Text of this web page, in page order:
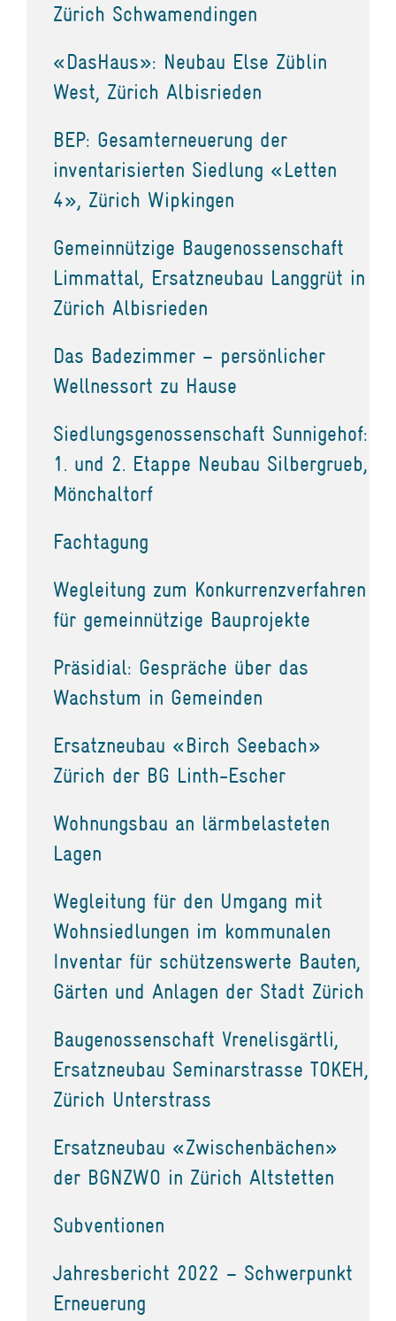
Zürich Schwamendingen
«DasHaus»: Neubau Else Züblin
West, Zürich Albisrieden
BEP: Gesamterneuerung der
inventarisierten Siedlung «Letten
4», Zürich Wipkingen
Gemeinnützige Baugenossenschaft
Limmattal, Ersatzneubau Langgrüt in
Zürich Albisrieden
Das Badezimmer – persönlicher
Wellnessort zu Hause
Siedlungsgenossenschaft Sunnigehof:
1. und 2. Etappe Neubau Silbergrueb,
Mönchaltorf
Fachtagung
Wegleitung zum Konkurrenzverfahren
für gemeinnützige Bauprojekte
Präsidial: Gespräche über das
Wachstum in Gemeinden
Ersatzneubau «Birch Seebach»
Zürich der BG Linth-Escher
Wohnungsbau an lärmbelasteten
Lagen
Wegleitung für den Umgang mit
Wohnsiedlungen im kommunalen
Inventar für schützenswerte Bauten,
Gärten und Anlagen der Stadt Zürich
Baugenossenschaft Vrenelisgärtli,
Ersatzneubau Seminarstrasse TOKEH,
Zürich Unterstrass
Ersatzneubau «Zwischenbächen»
der BGNZWO in Zürich Altstetten
Subventionen
Jahresbericht 2022 – Schwerpunkt
Erneuerung